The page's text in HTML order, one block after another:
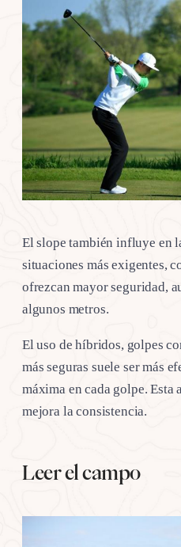
El slope también influye en
situaciones más exigentes,
ofrezcan mayor seguridad,
algunos metros.
El uso de híbridos, golpes
más seguras suele ser más
máxima en cada golpe. Esta
mejora la consistencia.
Leer el campo